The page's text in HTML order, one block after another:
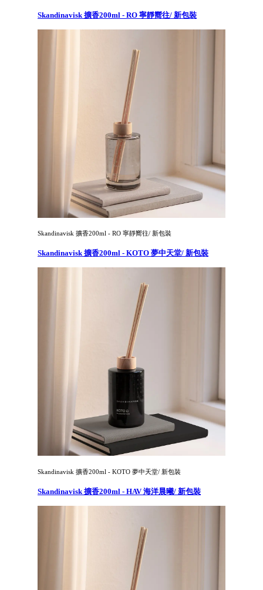
Skandinavisk 擴香200ml - RO 寧靜嚮往/ 新包裝
Skandinavisk 擴香200ml - RO 寧靜嚮往/ 新包裝
Skandinavisk 擴香200ml - KOTO 夢中天堂/ 新包裝
Skandinavisk 擴香200ml - KOTO 夢中天堂/ 新包裝
Skandinavisk 擴香200ml - HAV 海洋晨曦/ 新包裝